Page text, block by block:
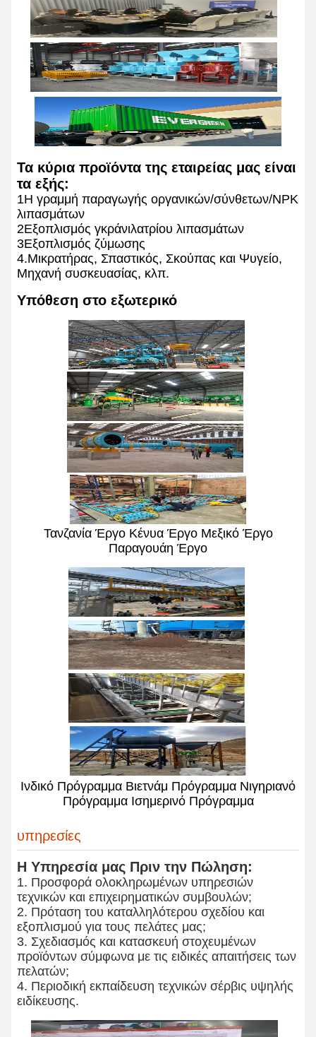
Τα κύρια προϊόντα της εταιρείας μας είναι
τα εξής:
1Η γραμμή παραγωγής οργανικών/σύνθετων/NPK
λιπασμάτων
2Εξοπλισμός γκράνιλατρίου λιπασμάτων
3Εξοπλισμός ζύμωσης
4.Μικρατήρας, Σπαστικός, Σκούπας και Ψυγείο,
Μηχανή συσκευασίας, κλπ.
Υπόθεση στο εξωτερικό
Τανζανία Έργο Κένυα Έργο Μεξικό Έργο
Παραγουάη Έργο
Ινδικό Πρόγραμμα Βιετνάμ Πρόγραμμα Νιγηριανό
Πρόγραμμα Ισημερινό Πρόγραμμα
υπηρεσίες
Η Υπηρεσία μας Πριν την Πώληση:
1. Προσφορά ολοκληρωμένων υπηρεσιών
τεχνικών και επιχειρηματικών συμβουλών;
2. Πρόταση του καταλληλότερου σχεδίου και
εξοπλισμού για τους πελάτες μας;
3. Σχεδιασμός και κατασκευή στοχευμένων
προϊόντων σύμφωνα με τις ειδικές απαιτήσεις των
πελατών;
4. Περιοδική εκπαίδευση τεχνικών σέρβις υψηλής
ειδίκευσης.